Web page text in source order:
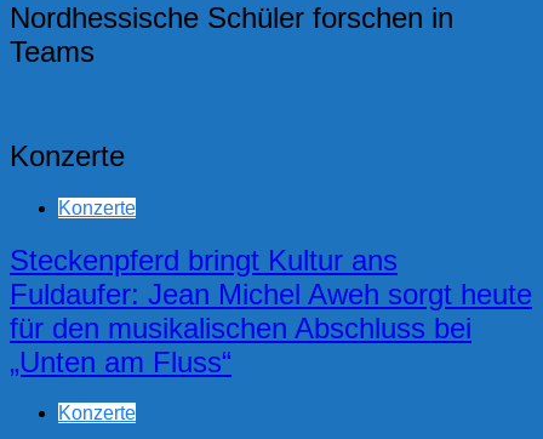
Nordhessische Schüler forschen in
Teams
Konzerte
Konzerte
Steckenpferd bringt Kultur ans
Fuldaufer: Jean Michel Aweh sorgt heute
für den musikalischen Abschluss bei
„Unten am Fluss“
Konzerte